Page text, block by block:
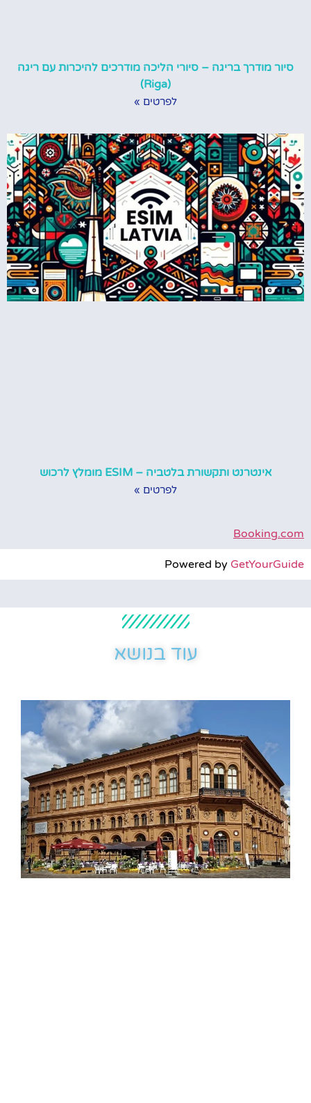
סיור מודרך בריגה – סיורי הליכה מודרכים להיכרות עם ריגה
(Riga)
לפרטים »
אינטרנט ותקשורת בלטביה – ESIM מומלץ לרכוש
לפרטים »
Booking.com
Powered by GetYourGuide
עוד בנושא